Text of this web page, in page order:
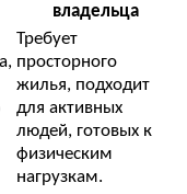
владельца
Требует
просторного
жилья, подходит
для активных
людей, готовых к
физическим
нагрузкам.